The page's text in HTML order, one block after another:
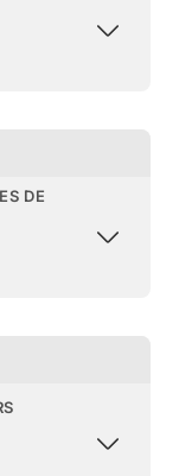
DE